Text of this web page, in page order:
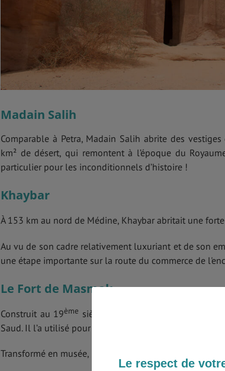
Madain Salih
Comparable à Petra, Madain Salih abrite des
km² de désert, qui remontent à l’époque du
particulier pour les inconditionnels d’histoire !
Khaybar
À 153 km au nord de Médine, Khaybar abritait une
Au vu de son cadre relativement luxuriant et de son
une étape importante sur la route du commerce de
Le Fort de Masmak
Construit au 19ème siècle, ce Fort était conquis en
Saud. Il l’a utilisé pour unir le Royaume d'Arabie
Transformé en musée, le fort a été nommé le «lieu de
Le respect de